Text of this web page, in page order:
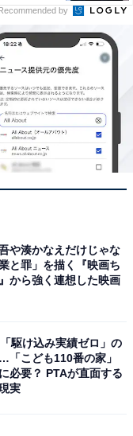
うトヨタの車ランキ
えた1位は？
by
や湊かなえだけじゃな
と罪」を描く『映画ち
から強く連想した映画
駆け込み実績ゼロ」の
「こども110番の家」
必要？ PTAが直面する
実